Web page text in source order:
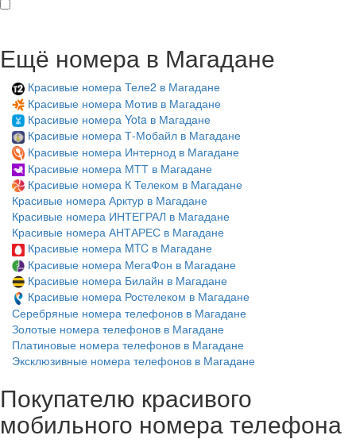
Ещё номера в Магадане
Красивые номера Теле2 в Магадане
Красивые номера Мотив в Магадане
Красивые номера Yota в Магадане
Красивые номера Т-Мобайл в Магадане
Красивые номера Интернод в Магадане
Красивые номера МТТ в Магадане
Красивые номера К Телеком в Магадане
Красивые номера Арктур в Магадане
Красивые номера ИНТЕГРАЛ в Магадане
Красивые номера АНТАРЕС в Магадане
Красивые номера MTC в Магадане
Красивые номера МегаФон в Магадане
Красивые номера Билайн в Магадане
Красивые номера Ростелеком в Магадане
Серебряные номера телефонов в Магадане
Золотые номера телефонов в Магадане
Платиновые номера телефонов в Магадане
Эксклюзивные номера телефонов в Магадане
Покупателю красивого
мобильного номера телефона